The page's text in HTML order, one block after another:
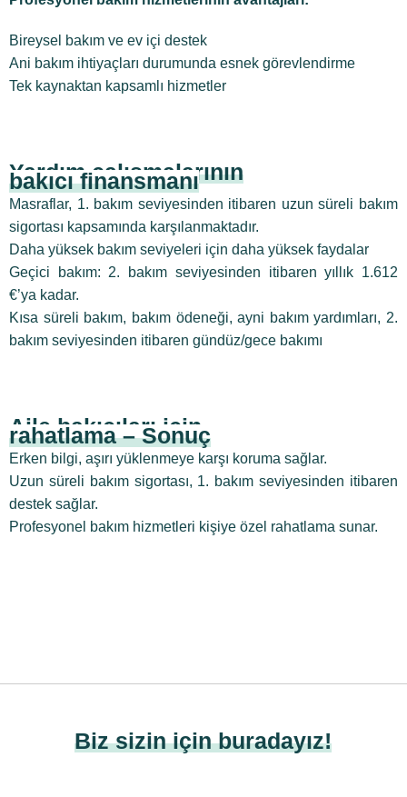
Bireysel bakım ve ev içi destek
Ani bakım ihtiyaçları durumunda esnek görevlendirme
Tek kaynaktan kapsamlı hizmetler
Yardım çalışmalarının
bakıcı finansmanı
Masraflar, 1. bakım seviyesinden itibaren uzun süreli bakım
sigortası kapsamında karşılanmaktadır.
Daha yüksek bakım seviyeleri için daha yüksek faydalar
Geçici bakım: 2. bakım seviyesinden itibaren yıllık 1.612
€’ya kadar.
Kısa süreli bakım, bakım ödeneği, ayni bakım yardımları, 2.
bakım seviyesinden itibaren gündüz/gece bakımı
Aile bakıcıları için
rahatlama – Sonuç
Erken bilgi, aşırı yüklenmeye karşı koruma sağlar.
Uzun süreli bakım sigortası, 1. bakım seviyesinden itibaren
destek sağlar.
Profesyonel bakım hizmetleri kişiye özel rahatlama sunar.
Biz sizin için buradayız!